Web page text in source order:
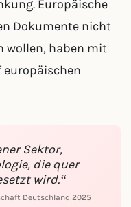
Europäische
Dokumente nicht
wollen, haben mit
europäischen
Sektor,
die quer
wird.“
Deutschland 2025